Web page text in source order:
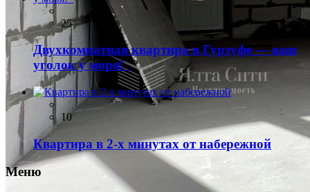
25
Двухкомнатная квартира в Гурзуфе — ваш
уголок у моря!
10
Квартира в 2-х минутах от набережной
Меню